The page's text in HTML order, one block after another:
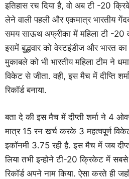
इतिहास रच दिया है, वो अब टी -20
लेने वाली पहली और एकमात्र भारतीय
समय साऊथ अफ्रीका में महिला टी -20
इसमें बुद्धवार को वेस्टइंडीज और भारत
मुकाबले को भी भारतीय महिला टीम ने
विकेट से जीता. वही, इस मैच में दीप्ति
रिकॉर्ड बनाया.
बता दे की इस मैच में दीप्ती शर्मा ने 4
मात्र 15 रन खर्च करके 3 महत्वपूर्ण
इकॉनमी 3.75 रही है. इस मैच में जब
लिया तभी इन्होने टी-20 क्रिकेट में
रिकॉर्ड अपने नाम किया. ऐसा करते ही